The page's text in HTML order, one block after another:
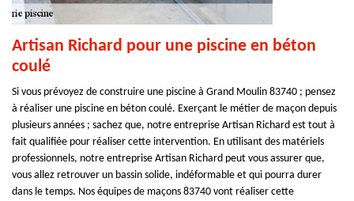
Artisan Richard pour une piscine en béton
coulé
Si vous prévoyez de construire une piscine à Grand Moulin 83740 ; pensez
à réaliser une piscine en béton coulé. Exerçant le métier de maçon depuis
plusieurs années ; sachez que, notre entreprise Artisan Richard est tout à
fait qualifiée pour réaliser cette intervention. En utilisant des matériels
professionnels, notre entreprise Artisan Richard peut vous assurer que,
vous allez retrouver un bassin solide, indéformable et qui pourra durer
dans le temps. Nos équipes de maçons 83740 vont réaliser cette